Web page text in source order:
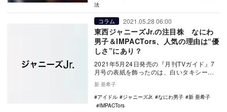
法
コラム 2021.05.28 06:00
東西ジャニーズJr.の注目株 なにわ
男子＆IMPACTors、人気の理由は“優
しさ”にあり？
2021年5月24日発売の『月刊TVガイド』7
月号の表紙を飾ったのは、白いタキシード
姿のなにわ男子。『月刊TVガイド』誕生10
周…
新 亜希子
アイドル
ジャニーズJr. なにわ男子
新 亜希子
IMPACTors